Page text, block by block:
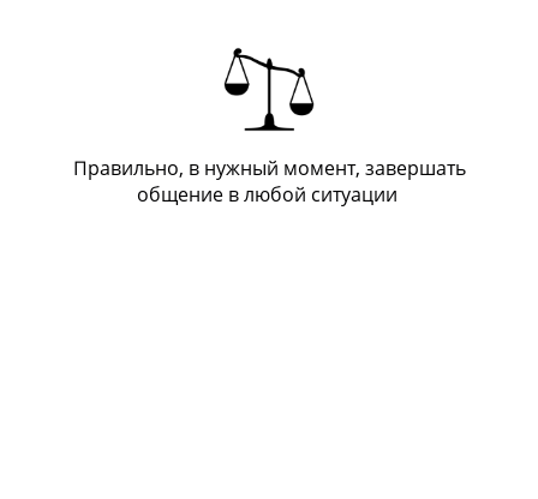
Правильно, в нужный момент, завершать
общение в любой ситуации